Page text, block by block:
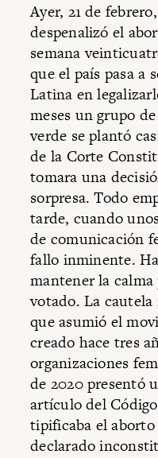
Ayer, 21 de
despenalizó el
semana
que el país pasa a
Latina en
meses un grupo
verde se plantó
de la Corte
tomara una
sorpresa. Todo
tarde, cuando
de comunicación
fallo inminente.
mantener la
votado. La
que asumió el
creado hace tres
organizaciones
de 2020 presentó
artículo del
tipificaba el
declarado